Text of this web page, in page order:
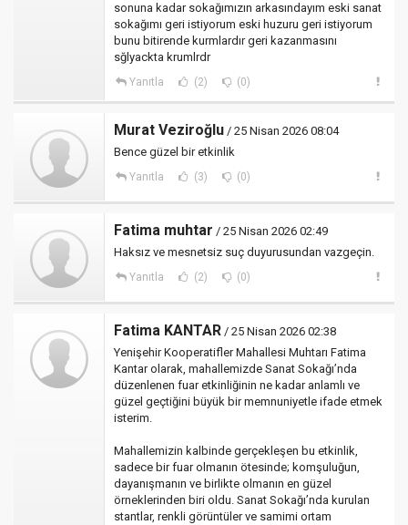
sonuna kadar sokağımızın arkasındayım eski sanat
sokağımı geri istiyorum eski huzuru geri istiyorum
bunu bitirende kurmlardır geri kazanmasını
sğlyackta krumlrdr
Yanıtla (2) (0)
Murat Veziroğlu / 25 Nisan 2026 08:04
Bence güzel bir etkinlik
Yanıtla (3) (0)
Fatima muhtar / 25 Nisan 2026 02:49
Haksız ve mesnetsiz suç duyurusundan vazgeçin.
Yanıtla (2) (0)
Fatima KANTAR / 25 Nisan 2026 02:38
Yenişehir Kooperatifler Mahallesi Muhtarı Fatima
Kantar olarak, mahallemizde Sanat Sokağı’nda
düzenlenen fuar etkinliğinin ne kadar anlamlı ve
güzel geçtiğini büyük bir memnuniyetle ifade etmek
isterim.
Mahallemizin kalbinde gerçekleşen bu etkinlik,
sadece bir fuar olmanın ötesinde; komşuluğun,
dayanışmanın ve birlikte olmanın en güzel
örneklerinden biri oldu. Sanat Sokağı’nda kurulan
stantlar, renkli görüntüler ve samimi ortam